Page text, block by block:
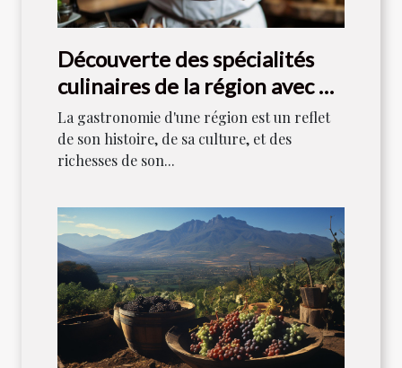
Découverte des spécialités
culinaires de la région avec un
chef local
La gastronomie d'une région est un reflet
de son histoire, de sa culture, et des
richesses de son...